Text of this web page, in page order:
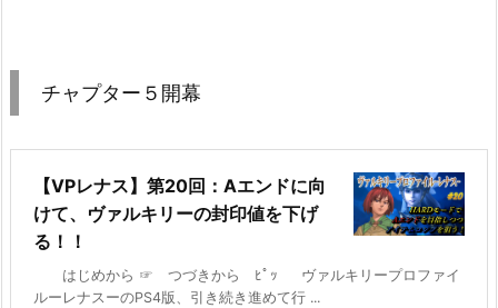
チャプター５開幕
【VPレナス】第20回：Aエンドに向
けて、ヴァルキリーの封印値を下げ
る！！
はじめから ☞ つづきから ﾋﾟｯ ヴァルキリープロファイ
ルーレナスーのPS4版、引き続き進めて行 ...